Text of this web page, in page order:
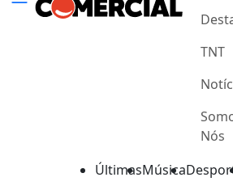
TNT
Nós
ÚltimasMúsica